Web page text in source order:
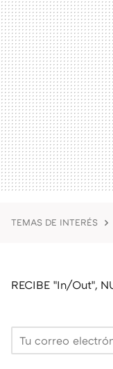
TEMAS DE INTERÉS
RECIBE "In/Out",